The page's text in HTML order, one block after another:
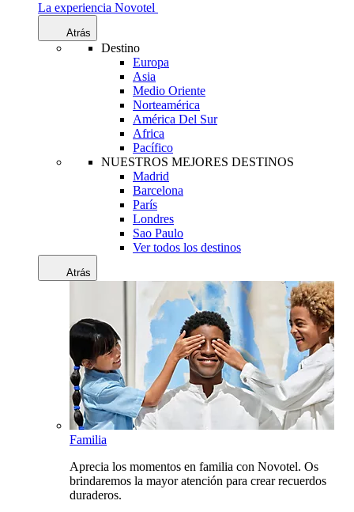
La experiencia Novotel
Atrás
Destino
Europa
Asia
Medio Oriente
Norteamérica
América Del Sur
Africa
Pacífico
NUESTROS MEJORES DESTINOS
Madrid
Barcelona
París
Londres
Sao Paulo
Ver todos los destinos
Atrás
Familia
Aprecia los momentos en familia con Novotel. Os
brindaremos la mayor atención para crear recuerdos
duraderos.